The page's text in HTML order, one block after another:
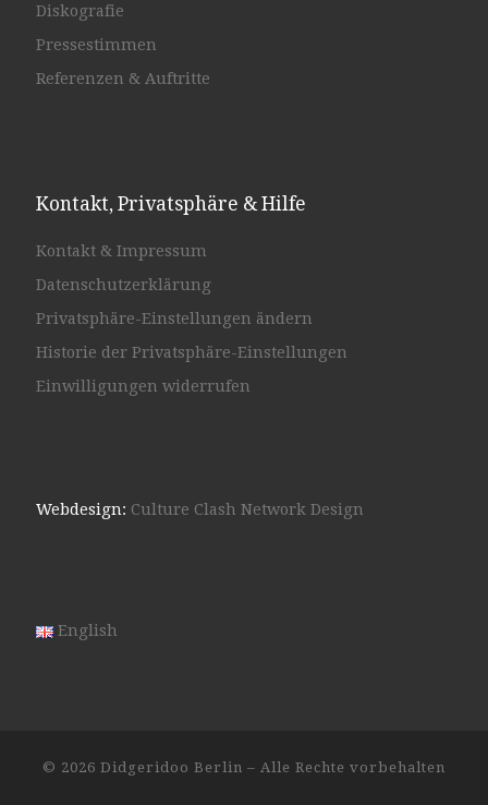
Diskografie
Pressestimmen
Referenzen & Auftritte
Kontakt, Privatsphäre & Hilfe
Kontakt & Impressum
Datenschutzerklärung
Privatsphäre-Einstellungen ändern
Historie der Privatsphäre-Einstellungen
Einwilligungen widerrufen
Webdesign: Culture Clash Network Design
English
© 2026 Didgeridoo Berlin – Alle Rechte vorbehalten